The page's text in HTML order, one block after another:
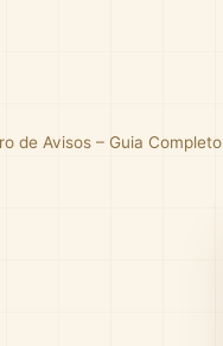
de Avisos – Guia Completo